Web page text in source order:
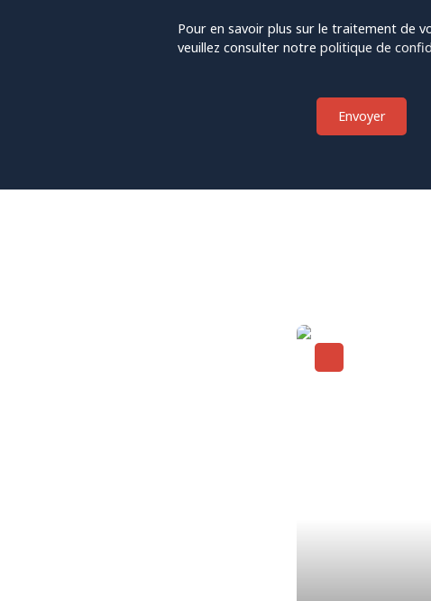
Pour en savoir plus sur le traitement de
veuillez consulter notre politique de
Envoyer